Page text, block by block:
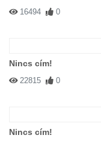
16494 0
Nincs cím!
22815 0
Nincs cím!